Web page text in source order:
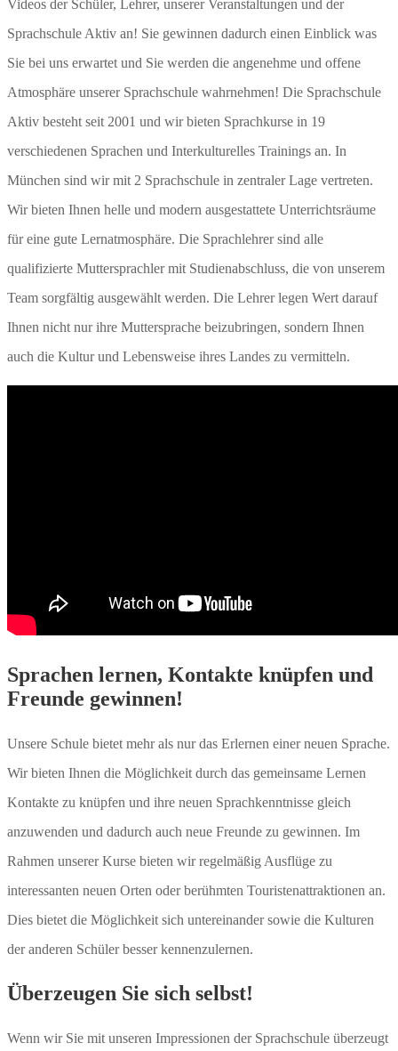
Videos der Schüler, Lehrer, unserer Veranstaltungen und der
Sprachschule Aktiv an! Sie gewinnen dadurch einen Einblick was
Sie bei uns erwartet und Sie werden die angenehme und offene
Atmosphäre unserer Sprachschule wahrnehmen! Die Sprachschule
Aktiv besteht seit 2001 und wir bieten Sprachkurse in 19
verschiedenen Sprachen und Interkulturelles Trainings an. In
München sind wir mit 2 Sprachschule in zentraler Lage vertreten.
Wir bieten Ihnen helle und modern ausgestattete Unterrichtsräume
für eine gute Lernatmosphäre. Die Sprachlehrer sind alle
qualifizierte Muttersprachler mit Studienabschluss, die von unserem
Team sorgfältig ausgewählt werden. Die Lehrer legen Wert darauf
Ihnen nicht nur ihre Muttersprache beizubringen, sondern Ihnen
auch die Kultur und Lebensweise ihres Landes zu vermitteln.
Sprachen lernen, Kontakte knüpfen und
Freunde gewinnen!
Unsere Schule bietet mehr als nur das Erlernen einer neuen Sprache.
Wir bieten Ihnen die Möglichkeit durch das gemeinsame Lernen
Kontakte zu knüpfen und ihre neuen Sprachkenntnisse gleich
anzuwenden und dadurch auch neue Freunde zu gewinnen. Im
Rahmen unserer Kurse bieten wir regelmäßig Ausflüge zu
interessanten neuen Orten oder berühmten Touristenattraktionen an.
Dies bietet die Möglichkeit sich untereinander sowie die Kulturen
der anderen Schüler besser kennenzulernen.
Überzeugen Sie sich selbst!
Wenn wir Sie mit unseren Impressionen der Sprachschule überzeugt